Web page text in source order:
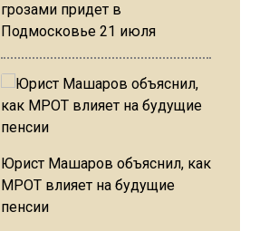
грозами придет в
Подмосковье 21 июля
Юрист Машаров объяснил, как
МРОТ влияет на будущие
пенсии